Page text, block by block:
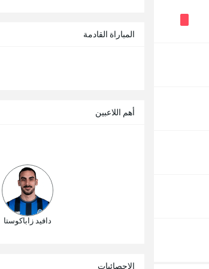
المباراة القادمة
أهم اللاعبين
دافيد زاباكوستا
الإحصائيات